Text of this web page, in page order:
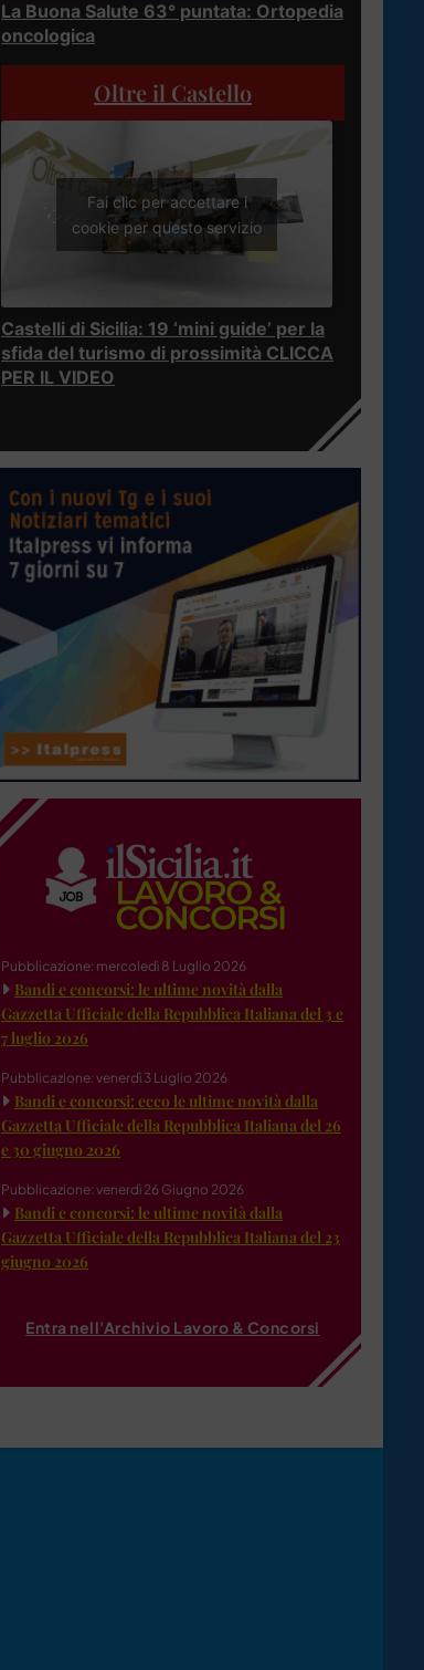
La Buona Salute 63° puntata: Ortopedia
oncologica
Oltre il Castello
Fai clic per accettare i
cookie per questo servizio
Castelli di Sicilia: 19 ‘mini guide’ per la
sfida del turismo di prossimità CLICCA
PER IL VIDEO
Pubblicazione: mercoledì 8 Luglio 2026
Bandi e concorsi: le ultime novità dalla
Gazzetta Ufficiale della Repubblica Italiana del 3 e
7 luglio 2026
Pubblicazione: venerdì 3 Luglio 2026
Bandi e concorsi: ecco le ultime novità dalla
Gazzetta Ufficiale della Repubblica Italiana del 26
e 30 giugno 2026
Pubblicazione: venerdì 26 Giugno 2026
Bandi e concorsi: le ultime novità dalla
Gazzetta Ufficiale della Repubblica Italiana del 23
giugno 2026
Entra nell'Archivio Lavoro & Concorsi